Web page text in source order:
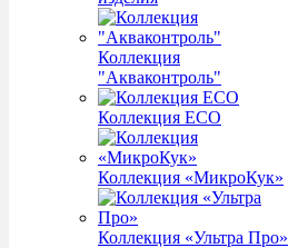
Коллекция
"Акваконтроль"
Коллекция ECO
Коллекция «МикроКук»
Коллекция «Ультра Про»